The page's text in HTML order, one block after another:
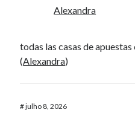
Alexandra
todas las casas de
(Alexandra)
#julho 8, 2026